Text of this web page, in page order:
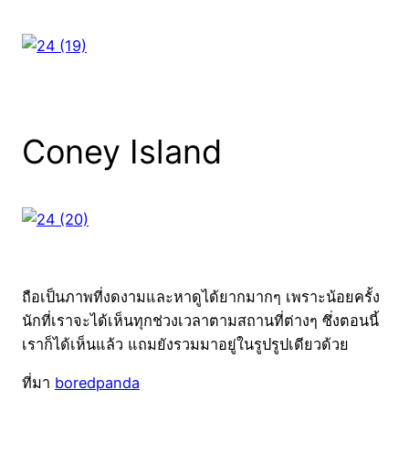
Coney Island
ถือเป็นภาพที่งดงามและหาดูได้ยากมากๆ เพราะน้อยครั้ง
นักที่เราจะได้เห็นทุกช่วงเวลาตามสถานที่ต่างๆ ซึ่งตอนนี้
เราก็ได้เห็นแล้ว แถมยังรวมมาอยู่ในรูปรูปเดียวด้วย
ที่มา boredpanda